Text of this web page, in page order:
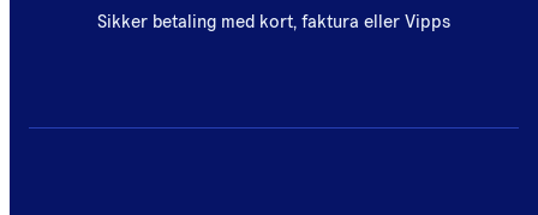
Sikker betaling med kort, faktura eller Vipps